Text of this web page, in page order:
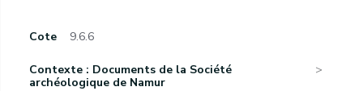
Cote 9.6.6
Contexte : Documents de la Société
archéologique de Namur